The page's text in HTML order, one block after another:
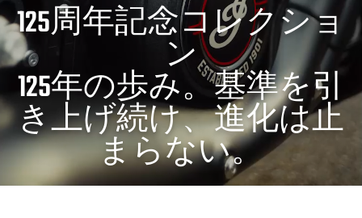
125周年記念コレクショ
ン
125年の歩み。基準を引
き上げ続け、進化は止
まらない。